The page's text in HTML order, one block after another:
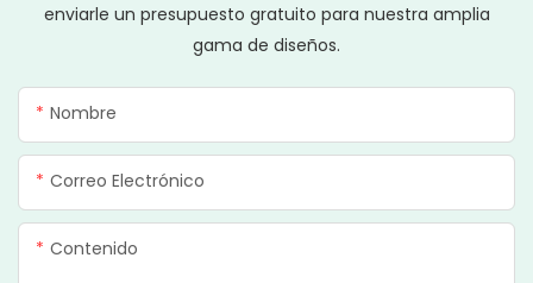
enviarle un presupuesto gratuito para nuestra amplia
gama de diseños.
Nombre
Correo Electrónico
Contenido